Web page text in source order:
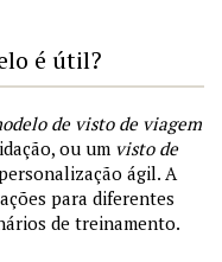
é útil?
de visto de viagem
ou um visto de
ágil. A
para diferentes
de treinamento.